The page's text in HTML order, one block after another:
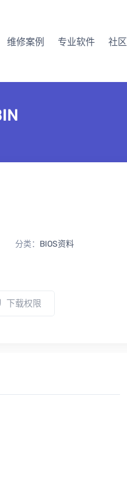
维修案例 专业软件 社区
分类： BIOS资料
下载权限